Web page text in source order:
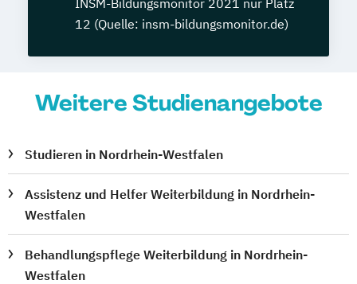
INSM-Bildungsmonitor 2021 nur Platz
12 (Quelle: insm-bildungsmonitor.de)
Weitere Studienangebote
Studieren in Nordrhein-Westfalen
Assistenz und Helfer Weiterbildung in Nordrhein-
Westfalen
Behandlungspflege Weiterbildung in Nordrhein-
Westfalen